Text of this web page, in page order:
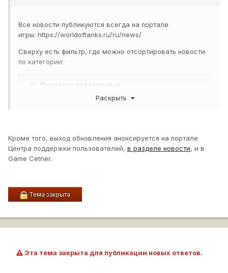
Все новости публикуются всегда на портале
игры: https://worldoftanks.ru/ru/news/
Сверху есть фильтр, где можно отсортировать новости
по категории:
Показать содержимое
Обновления
: https://worldoftanks.ru/ru/news/updates/
Патч-ноут последнего (крупного) обновления доступен по
Новости по небольшим обновлениям (микро-патчам) - в
Уведомления: https://worldoftanks.ru/ru/news/notifications/
Раскрыть
Кроме того, выход обновления анонсируется на портале
Центра поддержки пользователей, в разделе новости, и в
Game Cetner.
Эта тема закрыта для публикации новых ответов.